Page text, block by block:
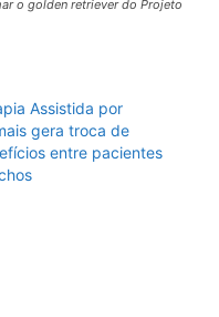
o golden retriever do Projeto
Assistida por
gera troca de
entre pacientes